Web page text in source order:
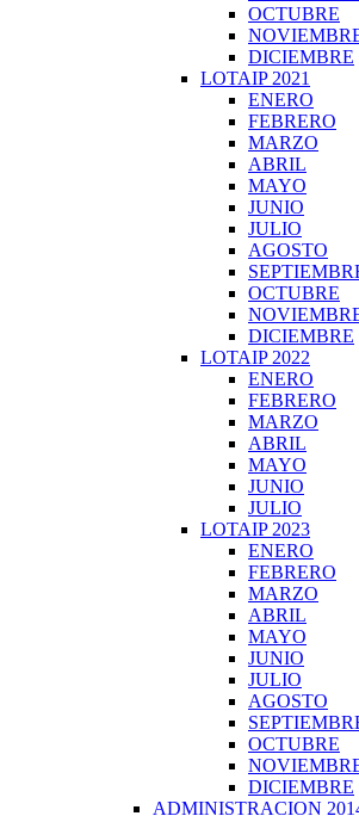
OCTUBRE
DICIEMBRE
LOTAIP 2021
ENERO
FEBRERO
MARZO
ABRIL
MAYO
JUNIO
JULIO
AGOSTO
OCTUBRE
DICIEMBRE
LOTAIP 2022
ENERO
FEBRERO
MARZO
ABRIL
MAYO
JUNIO
JULIO
LOTAIP 2023
ENERO
FEBRERO
MARZO
ABRIL
MAYO
JUNIO
JULIO
AGOSTO
OCTUBRE
DICIEMBRE
ADMINISTRACION